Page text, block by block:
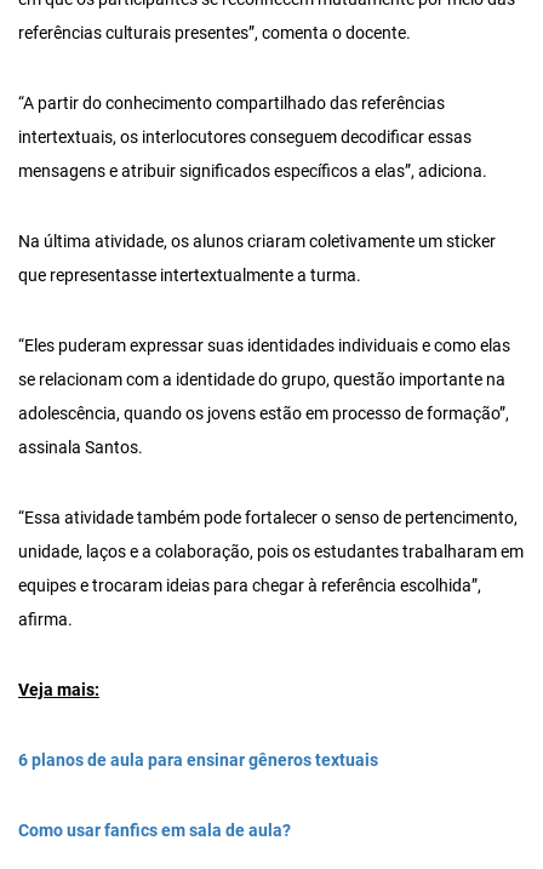
referências culturais presentes”, comenta o docente.
“A partir do conhecimento compartilhado das referências
intertextuais, os interlocutores conseguem decodificar essas
mensagens e atribuir significados específicos a elas”, adiciona.
Na última atividade, os alunos criaram coletivamente um sticker
que representasse intertextualmente a turma.
“Eles puderam expressar suas identidades individuais e como elas
se relacionam com a identidade do grupo, questão importante na
adolescência, quando os jovens estão em processo de formação”,
assinala Santos.
“Essa atividade também pode fortalecer o senso de pertencimento,
unidade, laços e a colaboração, pois os estudantes trabalharam em
equipes e trocaram ideias para chegar à referência escolhida”,
afirma.
Veja mais:
6 planos de aula para ensinar gêneros textuais
Como usar fanfics em sala de aula?